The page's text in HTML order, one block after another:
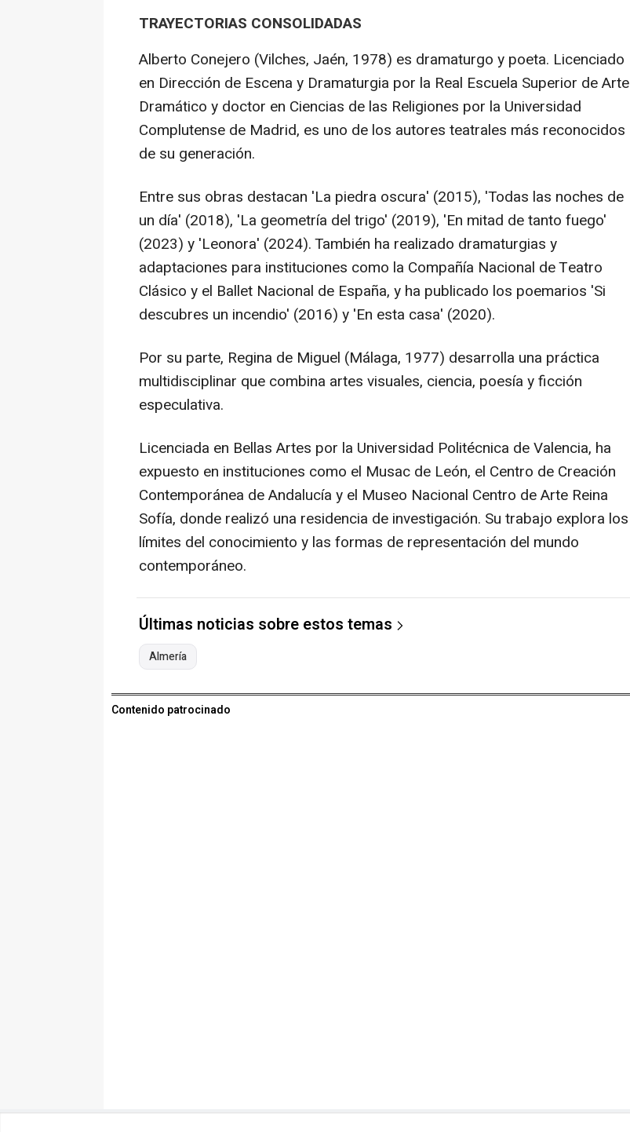
TRAYECTORIAS CONSOLIDADAS
Alberto Conejero (Vilches, Jaén, 1978) es dramaturgo y poeta. Licenciado
en Dirección de Escena y Dramaturgia por la Real Escuela Superior de Arte
Dramático y doctor en Ciencias de las Religiones por la Universidad
Complutense de Madrid, es uno de los autores teatrales más reconocidos
de su generación.
Entre sus obras destacan 'La piedra oscura' (2015), 'Todas las noches de
un día' (2018), 'La geometría del trigo' (2019), 'En mitad de tanto fuego'
(2023) y 'Leonora' (2024). También ha realizado dramaturgias y
adaptaciones para instituciones como la Compañía Nacional de Teatro
Clásico y el Ballet Nacional de España, y ha publicado los poemarios 'Si
descubres un incendio' (2016) y 'En esta casa' (2020).
Por su parte, Regina de Miguel (Málaga, 1977) desarrolla una práctica
multidisciplinar que combina artes visuales, ciencia, poesía y ficción
especulativa.
Licenciada en Bellas Artes por la Universidad Politécnica de Valencia, ha
expuesto en instituciones como el Musac de León, el Centro de Creación
Contemporánea de Andalucía y el Museo Nacional Centro de Arte Reina
Sofía, donde realizó una residencia de investigación. Su trabajo explora los
límites del conocimiento y las formas de representación del mundo
contemporáneo.
Últimas noticias sobre estos temas
Almería
Contenido patrocinado